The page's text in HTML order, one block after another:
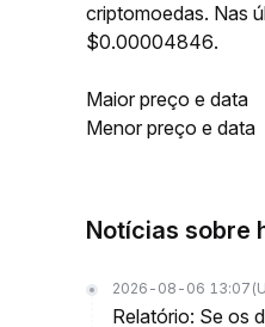
criptomoedas. Nas
$0.00004846.
Maior preço e data
Menor preço e data
Notícias sobre
2026-08-06 13:07
Relatório: Se os